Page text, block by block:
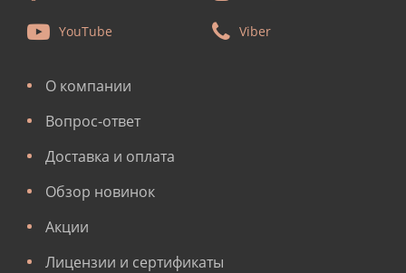
YouTube Viber
О компании
Вопрос-ответ
Доставка и оплата
Обзор новинок
Акции
Лицензии и сертификаты